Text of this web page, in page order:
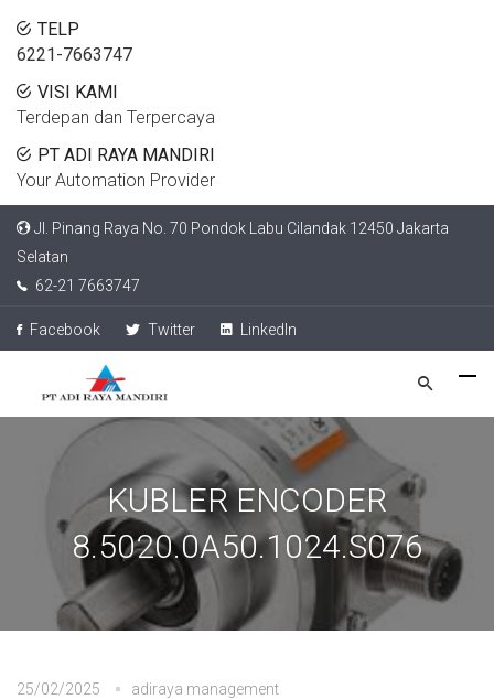
TELP
6221-7663747
VISI KAMI
Terdepan dan Terpercaya
PT ADI RAYA MANDIRI
Your Automation Provider
Jl. Pinang Raya No. 70 Pondok Labu Cilandak 12450 Jakarta
Selatan
62-21 7663747
Facebook Twitter LinkedIn
KUBLER ENCODER
8.5020.0A50.1024.S076
25/02/2025
adiraya management